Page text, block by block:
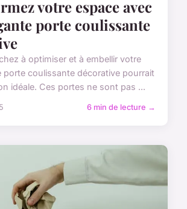
votre espace avec
porte coulissante
à optimiser et à embellir votre
porte coulissante décorative pourrait
idéale. Ces portes ne sont pas ...
6 min de lecture →